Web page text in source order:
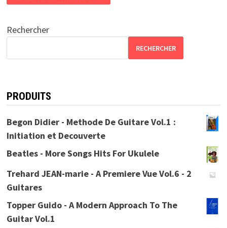
Rechercher
RECHERCHER
PRODUITS
Begon Didier - Methode De Guitare Vol.1 :
Initiation et Decouverte
Beatles - More Songs Hits For Ukulele
Trehard JEAN-marie - A Premiere Vue Vol.6 - 2
Guitares
Topper Guido - A Modern Approach To The
Guitar Vol.1